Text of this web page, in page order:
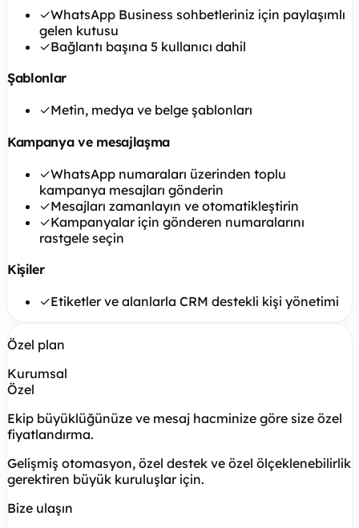
✓WhatsApp Business sohbetleriniz için paylaşımlı
gelen kutusu
✓Bağlantı başına 5 kullanıcı dahil
Şablonlar
✓Metin, medya ve belge şablonları
Kampanya ve mesajlaşma
✓WhatsApp numaraları üzerinden toplu
kampanya mesajları gönderin
✓Mesajları zamanlayın ve otomatikleştirin
✓Kampanyalar için gönderen numaralarını
rastgele seçin
Kişiler
✓Etiketler ve alanlarla CRM destekli kişi yönetimi
Özel plan
Kurumsal
Özel
Ekip büyüklüğünüze ve mesaj hacminize göre size özel
fiyatlandırma.
Gelişmiş otomasyon, özel destek ve özel ölçeklenebilirlik
gerektiren büyük kuruluşlar için.
Bize ulaşın